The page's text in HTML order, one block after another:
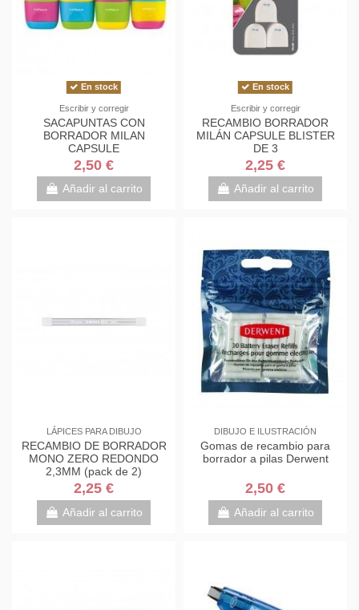
En stock
Escribir y corregir
SACAPUNTAS CON
BORRADOR MILAN
CAPSULE
2,50 €
Añadir al carrito
En stock
Escribir y corregir
RECAMBIO BORRADOR
MILÁN CAPSULE BLISTER
DE 3
2,25 €
Añadir al carrito
LÁPICES PARA DIBUJO
RECAMBIO DE BORRADOR
MONO ZERO REDONDO
2,3MM (pack de 2)
2,25 €
Añadir al carrito
DIBUJO E ILUSTRACIÓN
Gomas de recambio para
borrador a pilas Derwent
2,50 €
Añadir al carrito